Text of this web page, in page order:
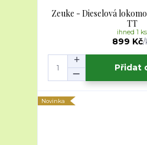
Zeuke - Dieselová
TT
899 Kč/
ihned 1 ks
Přidat
Novinka